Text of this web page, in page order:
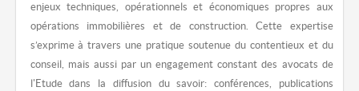
enjeux techniques, opérationnels et économiques propres aux
opérations immobilières et de construction. Cette expertise
s’exprime à travers une pratique soutenue du contentieux et du
conseil, mais aussi par un engagement constant des avocats de
l'Etude dans la diffusion du savoir: conférences, publications